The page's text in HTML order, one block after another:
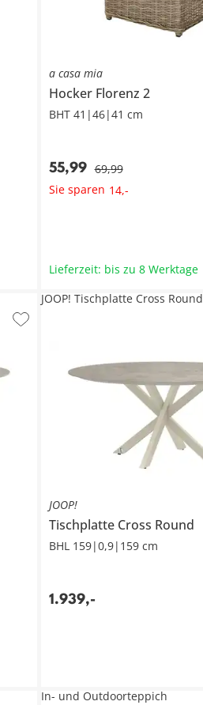
a casa mia
Hocker Florenz 2
BHT 41|46|41 cm
55,99 69,99
Sie sparen 14,-
Lieferzeit: bis zu 8 Werktage
JOOP!
Tischplatte Cross Round
BHL 159|0,9|159 cm
1.939,-
JOOP! Tischplatte Cross Round
In- und Outdoorteppich